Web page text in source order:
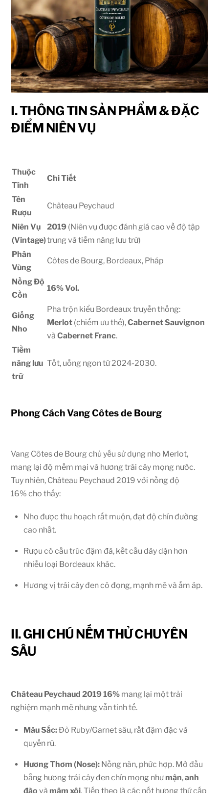
I. THÔNG TIN SẢN PHẨM & ĐẶC
ĐIỂM NIÊN VỤ
Thuộc
Tính
Chi Tiết
Tên
Rượu
Château Peychaud
Niên Vụ
(Vintage)
2019 (Niên vụ được đánh giá cao về độ tập
trung và tiềm năng lưu trữ)
Phân
Vùng
Côtes de Bourg, Bordeaux, Pháp
Nồng Độ
Cồn
16%Vol.
Giống
Nho
Pha trộn kiểu Bordeaux truyền thống:
Merlot (chiếm ưu thế),Cabernet Sauvignon
vàCabernet Franc.
Tiềm
năng lưu
trữ
Tốt, uống ngon từ2024-2030.
Phong Cách Vang Côtes de Bourg
Vang Côtes de Bourg chủ yếu sử dụng nho Merlot,
mang lại độ mềm mại và hương trái cây mọng nước.
Tuy nhiên, Château Peychaud 2019 với nồng độ
16% cho thấy:
Nho được thu hoạch rất muộn, đạt độ chín đường
cao nhất.
Rượu có cấu trúc đậm đà, kết cấu dày dặn hơn
nhiều loại Bordeaux khác.
Hương vị trái cây đen cô đọng, mạnh mẽ và ấm áp.
II. GHI CHÚ NẾM THỬ CHUYÊN
SÂU
Château Peychaud 201916% mang lại một trải
nghiệm mạnh mẽ nhưng vẫn tinh tế.
Màu Sắc:Đỏ Ruby/Garnet sâu, rất đậm đặc và
quyến rũ.
Hương Thơm (Nose): Nồng nàn, phức hợp. Mở đầu
bằng hương trái cây đen chín mọng nhưmận,anh
đào và mâm xôi. Tiếp theo là các nốt hương thứ cấp